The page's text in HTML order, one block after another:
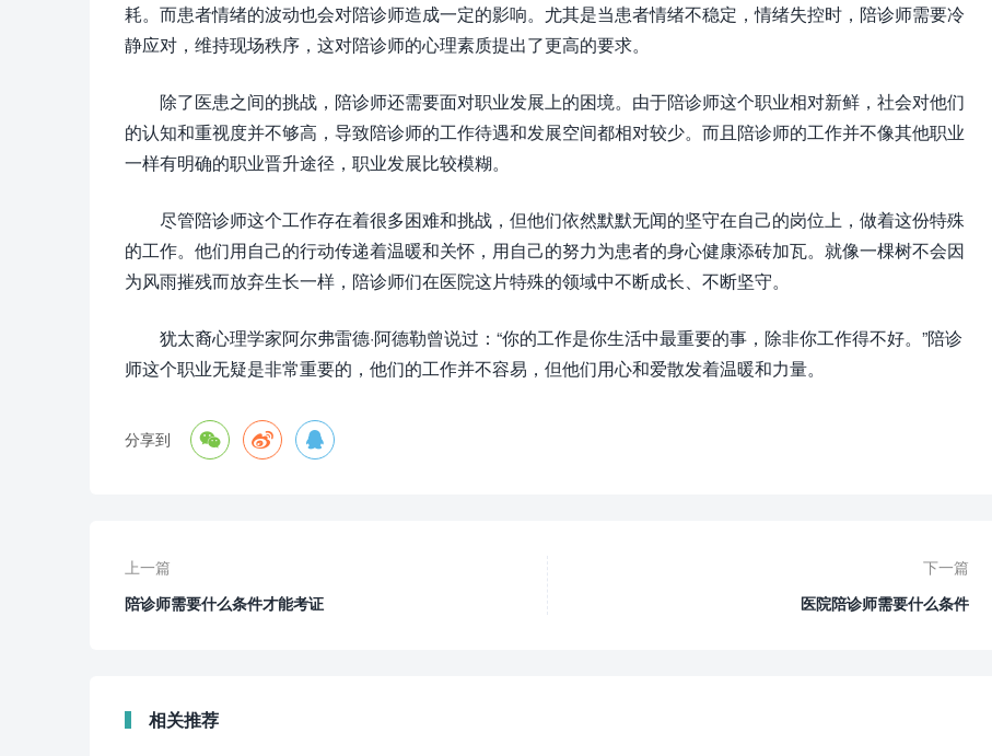
耗。而患者情绪的波动也会对陪诊师造成一定的影响。尤其是当患者情绪不稳定，情绪失控时，陪诊师需要冷
静应对，维持现场秩序，这对陪诊师的心理素质提出了更高的要求。
除了医患之间的挑战，陪诊师还需要面对职业发展上的困境。由于陪诊师这个职业相对新鲜，社会对他们
的认知和重视度并不够高，导致陪诊师的工作待遇和发展空间都相对较少。而且陪诊师的工作并不像其他职业
一样有明确的职业晋升途径，职业发展比较模糊。
尽管陪诊师这个工作存在着很多困难和挑战，但他们依然默默无闻的坚守在自己的岗位上，做着这份特殊
的工作。他们用自己的行动传递着温暖和关怀，用自己的努力为患者的身心健康添砖加瓦。就像一棵树不会因
为风雨摧残而放弃生长一样，陪诊师们在医院这片特殊的领域中不断成长、不断坚守。
犹太裔心理学家阿尔弗雷德·阿德勒曾说过：“你的工作是你生活中最重要的事，除非你工作得不好。”陪诊
师这个职业无疑是非常重要的，他们的工作并不容易，但他们用心和爱散发着温暖和力量。
分享到   
上一篇
陪诊师需要什么条件才能考证
下一篇
医院陪诊师需要什么条件
相关推荐